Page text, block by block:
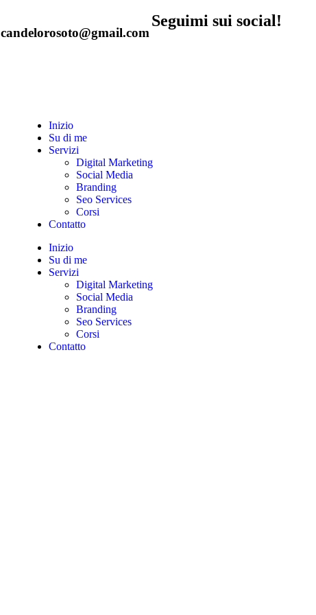
candelorosoto@gmail.com
Seguimi sui social!
Inizio
Su di me
Servizi
Digital Marketing
Social Media
Branding
Seo Services
Corsi
Contatto
Inizio
Su di me
Servizi
Digital Marketing
Social Media
Branding
Seo Services
Corsi
Contatto